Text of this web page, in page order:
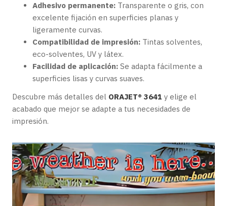
Adhesivo permanente: Transparente o gris, con
excelente fijación en superficies planas y
ligeramente curvas.
Compatibilidad de impresión: Tintas solventes,
eco-solventes, UV y látex.
Facilidad de aplicación: Se adapta fácilmente a
superficies lisas y curvas suaves.
Descubre más detalles del ORAJET® 3641 y elige el
acabado que mejor se adapte a tus necesidades de
impresión.